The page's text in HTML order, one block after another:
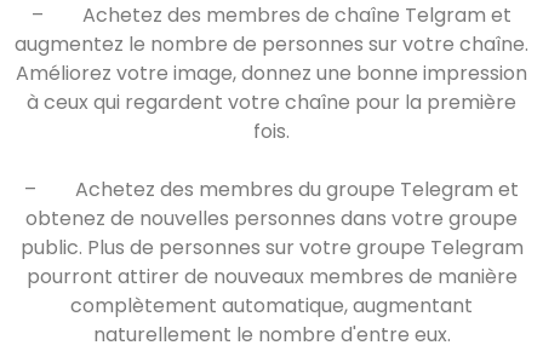
–
Achetez des membres de chaîne Telgram et
augmentez le nombre de personnes sur votre chaîne.
Améliorez votre image, donnez une bonne impression
à ceux qui regardent votre chaîne pour la première
fois.
–
Achetez des membres du groupe Telegram et
obtenez de nouvelles personnes dans votre groupe
public. Plus de personnes sur votre groupe Telegram
pourront attirer de nouveaux membres de manière
complètement automatique, augmentant
naturellement le nombre d'entre eux.